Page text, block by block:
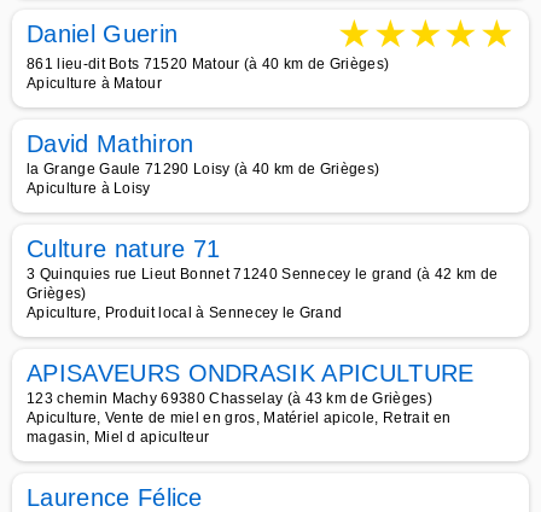
Daniel Guerin ★★★★★
861 lieu-dit Bots 71520 Matour (à 40 km de Grièges)
Apiculture à Matour
David Mathiron
la Grange Gaule 71290 Loisy (à 40 km de Grièges)
Apiculture à Loisy
Culture nature 71
3 Quinquies rue Lieut Bonnet 71240 Sennecey le grand (à 42 km de
Grièges)
Apiculture, Produit local à Sennecey le Grand
APISAVEURS ONDRASIK APICULTURE
123 chemin Machy 69380 Chasselay (à 43 km de Grièges)
Apiculture, Vente de miel en gros, Matériel apicole, Retrait en
magasin, Miel d apiculteur
Laurence Félice